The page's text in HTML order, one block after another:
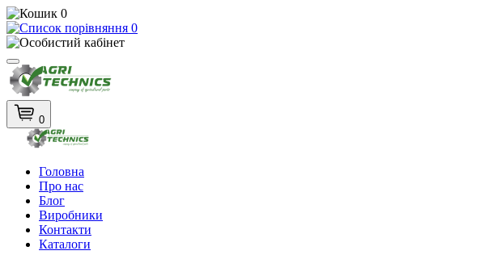
0
0
0
Головна
Про нас
Блог
Виробники
Контакти
Каталоги